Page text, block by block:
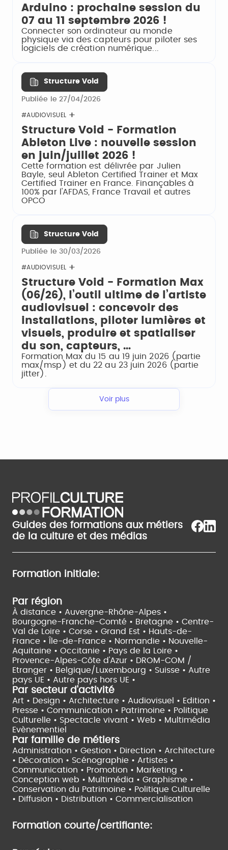
Arduino : prochaine session du
07 au 11 septembre 2026 !
Connecter son ordinateur au monde
physique via des capteurs pour piloter ses
logiciels de création numérique...
Structure Void
Publiée le 27/04/2026
#AUDIOVISUEL
Structure Void - Formation
Ableton Live : nouvelle session
en juin/juillet 2026 !
Cette formation est délivrée par Julien
Bayle, seul Ableton Certified Trainer et Max
Certified Trainer en France. Finançables à
100% par l'AFDAS, France Travail et autres
OPCO
Structure Void
Publiée le 30/03/2026
#AUDIOVISUEL
Structure Void - Formation Max
(06/26), l’outil ultime de l’artiste
audiovisuel : concevoir des
installations, piloter lumières et
visuels, produire et spatialiser
du son, capteurs, …
Formation Max du 15 au 19 juin 2026 (partie
max/msp) et du 22 au 23 juin 2026 (partie
jitter).
Voir plus
Guides des formations aux métiers
de la culture et des médias
Formation initiale:
Par région
À distance • Auvergne-Rhône-Alpes •
Bourgogne-Franche-Comté • Bretagne • Centre-
Val de Loire • Corse • Grand Est • Hauts-de-
France •
Île-de-France • Normandie • Nouvelle-
Aquitaine • Occitanie • Pays de la Loire •
Provence-Alpes-Côte d'Azur • DROM-COM /
Etranger • Belgique/Luxembourg • Suisse • Autre
pays UE • Autre pays hors UE •
Par secteur d'activité
Art • Design • Architecture • Audiovisuel • Edition •
Presse • Communication • Patrimoine • Politique
Culturelle • Spectacle vivant • Web • Multimédia
Evènementiel
Par famille de métiers
Administration • Gestion • Direction • Architecture
• Décoration • Scénographie • Artistes •
Communication • Promotion • Marketing •
Conception web • Multimédia • Graphisme •
Conservation du Patrimoine • Politique Culturelle
• Diffusion • Distribution • Commercialisation
Formation courte/certifiante: